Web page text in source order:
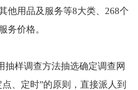
他用品及服务等8大类、 268个
务价格。
抽样调查方法抽选确定调查网
、定时”的原则，直接派人到